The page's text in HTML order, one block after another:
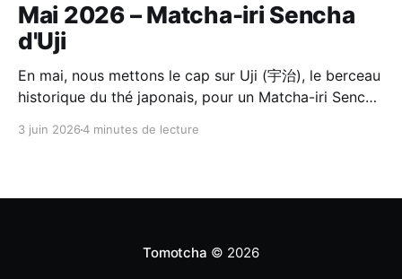
Mai 2026 – Matcha-iri Sencha
d'Uji
En mai, nous mettons le cap sur Uji (宇治), le berceau
historique du thé japonais, pour un Matcha-iri Sencha
C'est un thé composé d'un matcha d'Uji de première
3 juin 20264 minutes de lecture
Tomotcha © 2026